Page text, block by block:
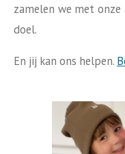
zamelen we met
doel.
En jij kan ons helpen.